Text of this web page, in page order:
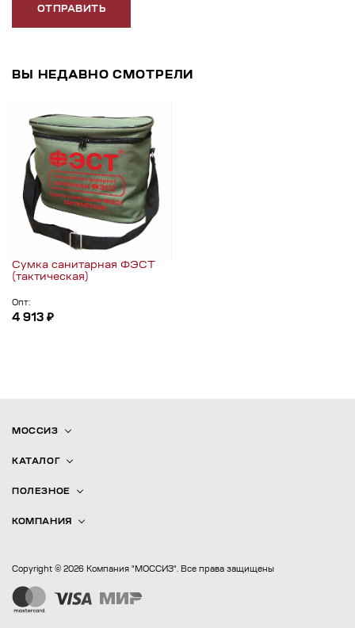
ОТПРАВИТЬ
ВЫ НЕДАВНО СМОТРЕЛИ
Сумка санитарная ФЭСТ
(тактическая)
Опт:
4 913 ₽
МОССИЗ
КАТАЛОГ
ПОЛЕЗНОЕ
КОМПАНИЯ
Copyright © 2026 Компания "МОССИЗ". Все права защищены